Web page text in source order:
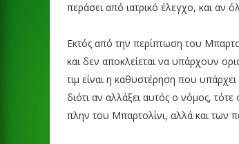
περάσει από ιατρικό έλεγχο, και αν
Εκτός από την περίπτωση του
και δεν αποκλείεται να υπάρχουν
τιμ είναι η καθυστέρηση που
διότι αν αλλάξει αυτός ο νόμος,
πλην του Μπαρτολίνι, αλλά και των